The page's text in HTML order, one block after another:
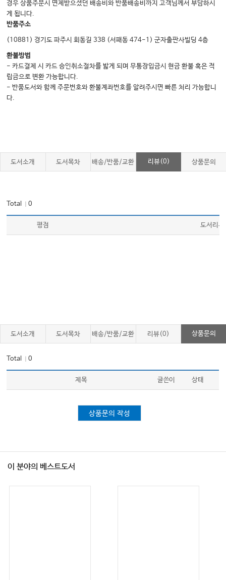
경우 상품주문시 면제받으셨던 배송비와 반품배송비까지 고객님께서 부담하시
게 됩니다.
반품주소
(10881) 경기도 파주시 회동길 338 (서패동 474-1) 군자출판사빌딩 4층
환불방법
- 카드결제 시 카드 승인취소절차를 밟게 되며 무통장입금시 현금 환불 혹은 적
립금으로 변환 가능합니다.
- 반품도서와 함께 주문번호와 환불계좌번호를 알려주시면 빠른 처리 가능합니
다.
도서소개 도서목차 배송/반품/교환 리뷰(0) 상품문의
Total ｜0
평점 도서리뷰
도서소개 도서목차 배송/반품/교환 리뷰(0) 상품문의
Total ｜0
제목 글쓴이 상태
상품문의 작성
이 분야의 베스트도서